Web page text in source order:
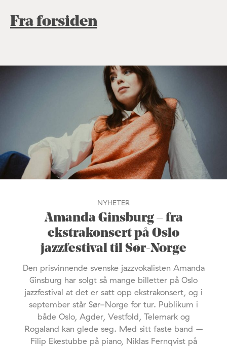
Fra forsiden
NYHETER
Amanda Ginsburg – fra
ekstrakonsert på Oslo
jazzfestival til Sør-Norge
Den prisvinnende svenske jazzvokalisten Amanda
Ginsburg har solgt så mange billetter på Oslo
jazzfestival at det er satt opp ekstrakonsert, og i
september står Sør-Norge for tur. Publikum i
både Oslo, Agder, Vestfold, Telemark og
Rogaland kan glede seg. Med sitt faste band –
Filip Ekestubbe på piano, Niklas Fernqvist på